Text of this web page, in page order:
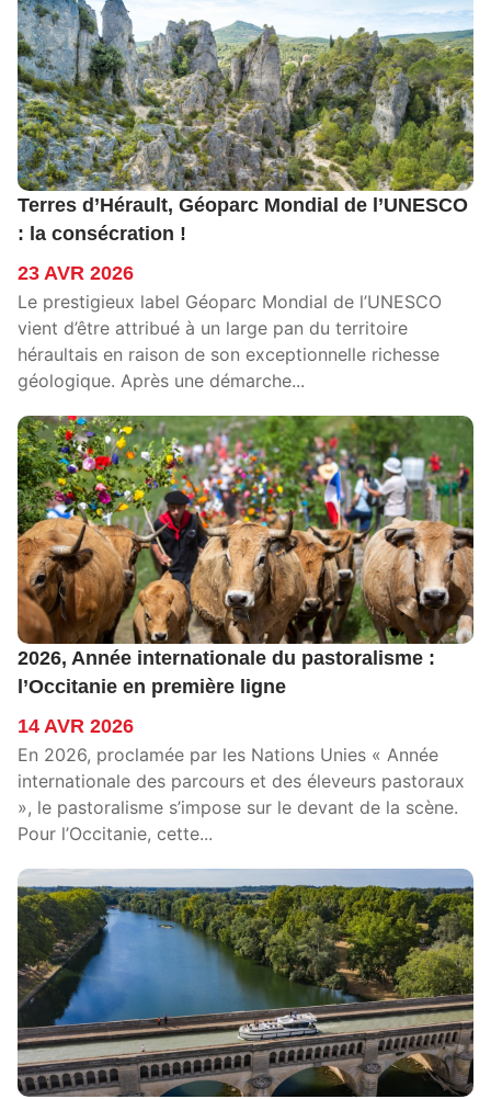
Terres d’Hérault, Géoparc Mondial de l’UNESCO
: la consécration !
23 AVR 2026
Le prestigieux label Géoparc Mondial de l’UNESCO
vient d’être attribué à un large pan du territoire
héraultais en raison de son exceptionnelle richesse
géologique. Après une démarche...
2026, Année internationale du pastoralisme :
l’Occitanie en première ligne
14 AVR 2026
En 2026, proclamée par les Nations Unies « Année
internationale des parcours et des éleveurs pastoraux
», le pastoralisme s’impose sur le devant de la scène.
Pour l’Occitanie, cette...